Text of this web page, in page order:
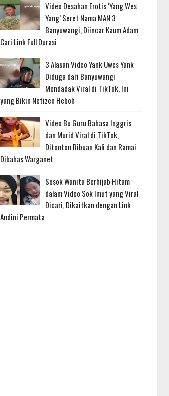
Video Desahan Erotis ‘Yang Wes
Yang’ Seret Nama MAN 3
Banyuwangi, Diincar Kaum Adam
Cari Link Full Durasi
3 Alasan Video Yank Uwes Yank
Diduga dari Banyuwangi
Mendadak Viral di TikTok, Ini
yang Bikin Netizen Heboh
Video Bu Guru Bahasa Inggris
dan Murid Viral di TikTok,
Ditonton Ribuan Kali dan Ramai
Dibahas Warganet
Sosok Wanita Berhijab Hitam
dalam Video Sok Imut yang Viral
Dicari, Dikaitkan dengan Link
Andini Permata